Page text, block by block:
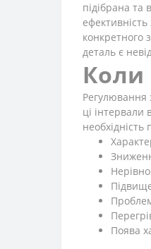
підібрана
конкретного
деталь є
Коли
Регулювання
ці інтервали
Поява